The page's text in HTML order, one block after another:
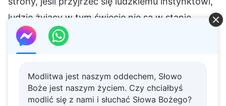
Modlitwa jest naszym oddechem, Słowo
Boże jest naszym życiem. Czy chciałbyś
modlić się z nami i słuchać Słowa Bożego?